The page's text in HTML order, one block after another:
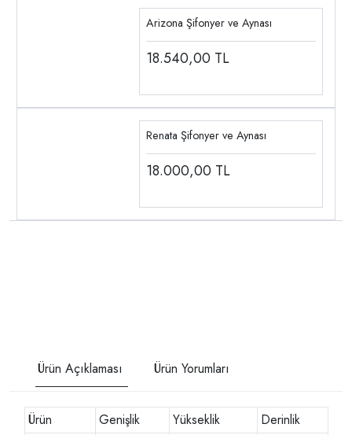
Arizona Şifonyer ve Aynası
18.540,00 TL
Renata Şifonyer ve Aynası
18.000,00 TL
Ürün Açıklaması Ürün Yorumları
Ürün Genişlik Yükseklik
Derinlik